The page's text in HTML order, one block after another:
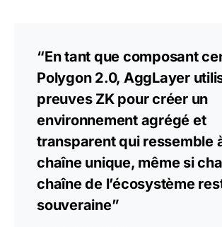
“En tant que composant
Polygon 2.0, AggLayer
preuves ZK pour créer un
environnement agrégé et
transparent qui ressemble
chaîne unique, même si
chaîne de l’écosystème
souveraine”